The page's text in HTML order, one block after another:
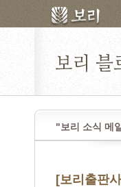
"보리 소식 메
[보리출판